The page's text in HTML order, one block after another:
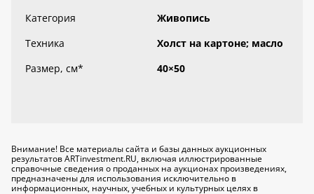
Категория
Живопись
Техника
Холст на картоне; масло
Размер, см* 40×50
Внимание! Все материалы сайта и базы данных аукционных
результатов ARTinvestment.RU, включая иллюстрированные
справочные сведения о проданных на аукционах произведениях,
предназначены для использования исключительно в
информационных, научных, учебных и культурных целях в